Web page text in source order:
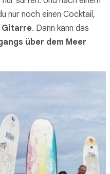
nur noch einen Cocktail,
Gitarre. Dann kann das
über dem Meer